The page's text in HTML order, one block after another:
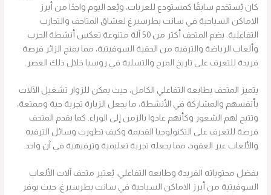
كان يُستخدم سابقًا كمستودع للعربات، ويُعد اليوم واحدًا من أبرز
الاماكن السياحية في سانت بطرسبرغ لعشاق المتاحف والتجارب
التفاعلية. يضم المتحف أكثر من 50 آلة متنوعة تعكس أنشطة الحرب
وألعاب الرياضة والترفيه من الحقبة السوفيتية، مما يمنح الزائر فرصة
فريدة للتعرف على تاريخ المرح والتسلية في روسيا خلال ذلك العصر.
يتميز المتحف بطابعه التفاعلي الكامل، حيث يمكن للزوار تشغيل الآلات
بأنفسهم والمشاركة في الأنشطة، ما يجعل الزيارة تجربة حية وممتعة،
وتتيح لهم الشعور وكأنهم عادوا بالزمن إلى الوراء. كما يقدم المتحف
فرصة للتعرف على التكنولوجيا القديمة وكيف تطورت وسائل الترفيه
والألعاب عبر العقود، مما يجعله تجربة تعليمية وترفيهية في آن واحد.
بفضل محتوياته الفريدة وطابعه التفاعلي، يُعتبر متحف آلات الألعاب
السوفيتية من أبرز الاماكن السياحية في سانت بطرسبرغ، حيث يوفر